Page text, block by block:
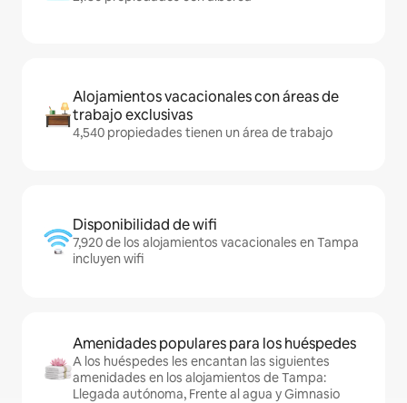
Alojamientos vacacionales con áreas de
trabajo exclusivas
4,540 propiedades tienen un área de trabajo
Disponibilidad de wifi
7,920 de los alojamientos vacacionales en Tampa
incluyen wifi
Amenidades populares para los huéspedes
A los huéspedes les encantan las siguientes
amenidades en los alojamientos de Tampa:
Llegada autónoma, Frente al agua y Gimnasio